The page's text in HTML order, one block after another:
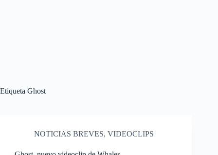
Etiqueta Ghost
NOTICIAS BREVES, VIDEOCLIPS